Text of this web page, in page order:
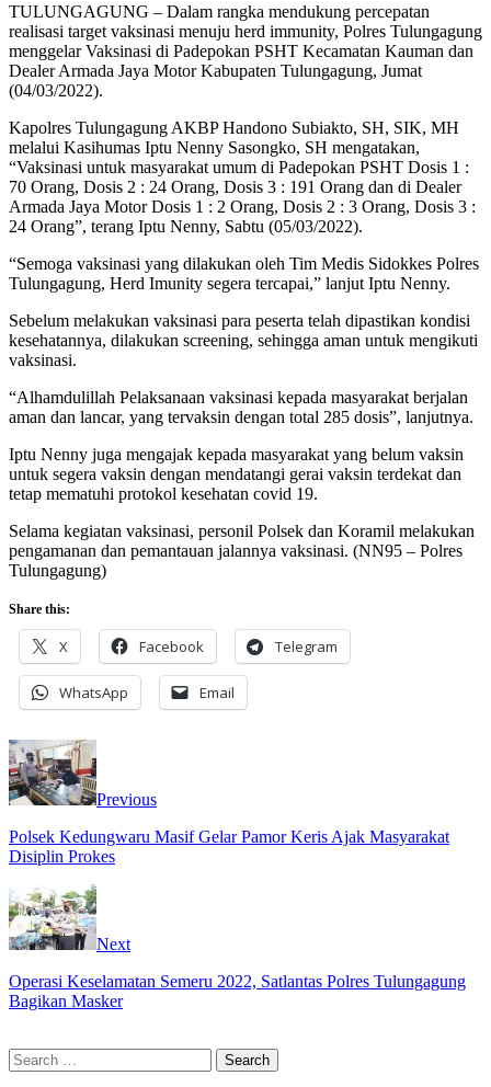
TULUNGAGUNG – Dalam rangka mendukung percepatan
realisasi target vaksinasi menuju herd immunity, Polres Tulungagung
menggelar Vaksinasi di Padepokan PSHT Kecamatan Kauman dan
Dealer Armada Jaya Motor Kabupaten Tulungagung, Jumat
(04/03/2022).
Kapolres Tulungagung AKBP Handono Subiakto, SH, SIK, MH
melalui Kasihumas Iptu Nenny Sasongko, SH mengatakan,
“Vaksinasi untuk masyarakat umum di Padepokan PSHT Dosis 1 :
70 Orang, Dosis 2 : 24 Orang, Dosis 3 : 191 Orang dan di Dealer
Armada Jaya Motor Dosis 1 : 2 Orang, Dosis 2 : 3 Orang, Dosis 3 :
24 Orang”, terang Iptu Nenny, Sabtu (05/03/2022).
“Semoga vaksinasi yang dilakukan oleh Tim Medis Sidokkes Polres
Tulungagung, Herd Imunity segera tercapai,” lanjut Iptu Nenny.
Sebelum melakukan vaksinasi para peserta telah dipastikan kondisi
kesehatannya, dilakukan screening, sehingga aman untuk mengikuti
vaksinasi.
“Alhamdulillah Pelaksanaan vaksinasi kepada masyarakat berjalan
aman dan lancar, yang tervaksin dengan total 285 dosis”, lanjutnya.
Iptu Nenny juga mengajak kepada masyarakat yang belum vaksin
untuk segera vaksin dengan mendatangi gerai vaksin terdekat dan
tetap mematuhi protokol kesehatan covid 19.
Selama kegiatan vaksinasi, personil Polsek dan Koramil melakukan
pengamanan dan pemantauan jalannya vaksinasi. (NN95 – Polres
Tulungagung)
Share this:
X Facebook Telegram
WhatsApp Email
Previous
Polsek Kedungwaru Masif Gelar Pamor Keris Ajak Masyarakat
Disiplin Prokes
Next
Operasi Keselamatan Semeru 2022, Satlantas Polres Tulungagung
Bagikan Masker
Search
for: